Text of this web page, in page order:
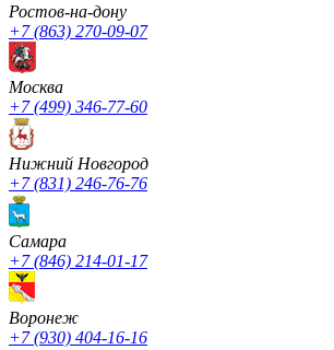
Ростов-на-дону
+7 (863) 270-09-07
Москва
+7 (499) 346-77-60
Нижний Новгород
+7 (831) 246-76-76
Cамара
+7 (846) 214-01-17
Воронеж
+7 (930) 404-16-16